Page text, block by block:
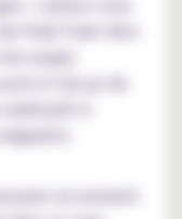
exquis
et de jus de
un moment